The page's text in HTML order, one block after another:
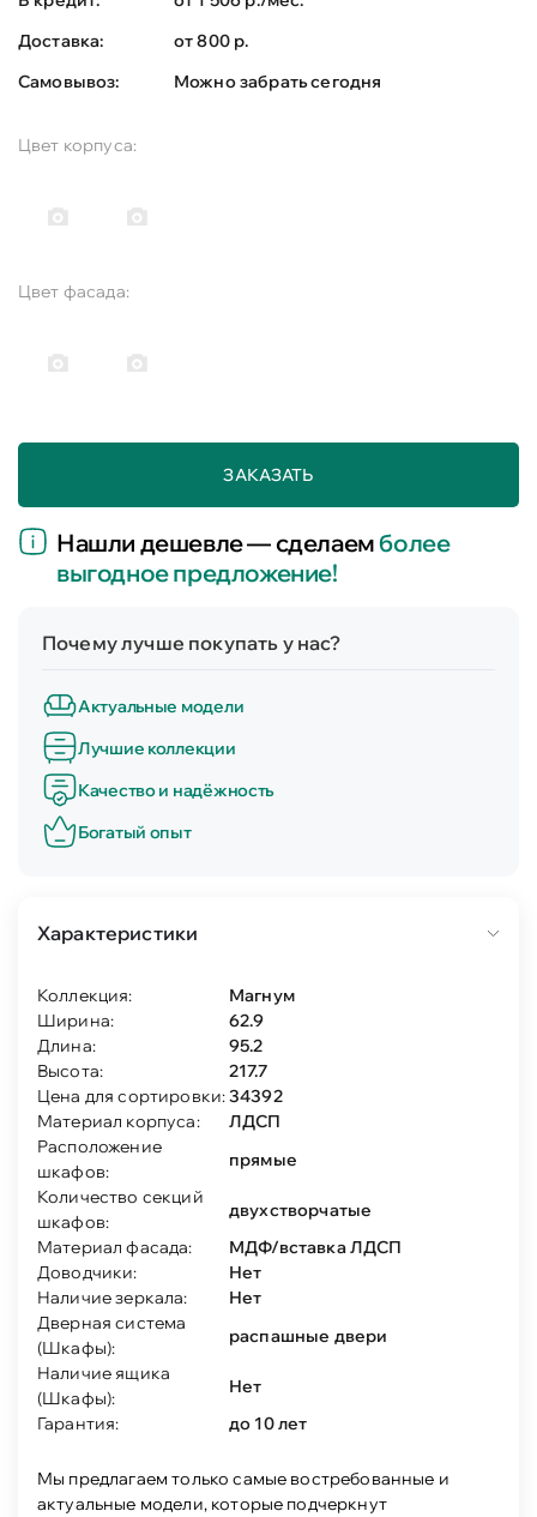
Доставка:
от 800 р.
Самовывоз:
Можно забрать сегодня
Цвет корпуса:
Цвет фасада:
ЗАКАЗАТЬ
Нашли дешевле — сделаемболее
выгодное предложение!
Почему лучше покупать у нас?
Актуальные модели
Лучшие коллекции
Качество и надёжность
Богатый опыт
Характеристики
Коллекция:
Магнум
Ширина:
62.9
Длина:
95.2
Высота:
217.7
Цена для сортировки:34392
Материал корпуса:
ЛДСП
Расположение
шкафов:
прямые
Количество секций
шкафов:
двухстворчатые
Материал фасада:
МДФ/вставка ЛДСП
Доводчики:
Нет
Наличие зеркала:
Нет
Дверная система
(Шкафы):
распашные двери
Наличие ящика
(Шкафы):
Нет
Гарантия:
до 10 лет
Мы предлагаем только самые востребованные и
актуальные модели, которые подчеркнут